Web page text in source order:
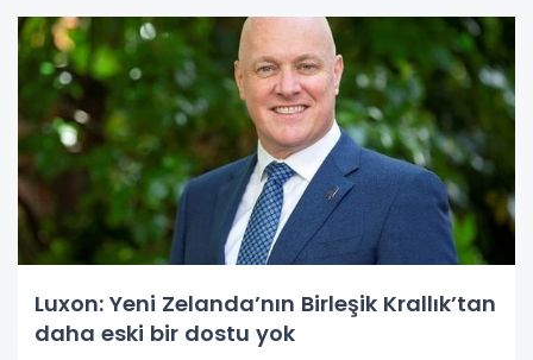
Luxon: Yeni Zelanda’nın Birleşik Krallık’tan
daha eski bir dostu yok